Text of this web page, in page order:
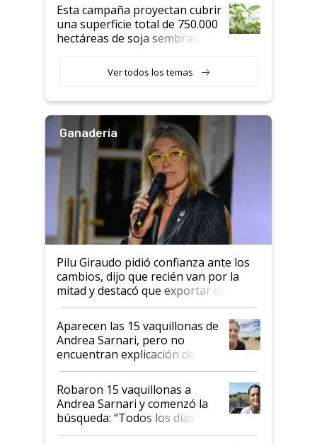
Esta campaña proyectan cubrir
una superficie total de 750.000
hectáreas de soja sembradas
variedades que marcan un
salto tecnológico en genética y
Ver todos los temas
Ganadería
Pilu Giraudo pidió confianza ante los
cambios, dijo que recién van por la
mitad y destacó que exportar dejó de
ser "para unos pocos": "Tenemos un
mandato muy claro del gobierno
nacional"
Aparecen las 15 vaquillonas de
Andrea Sarnari, pero no
encuentran explicación de
cómo llegaron allí
Robaron 15 vaquillonas a
Andrea Sarnari y comenzó la
búsqueda: “Todos los días le
toca a algún productor”